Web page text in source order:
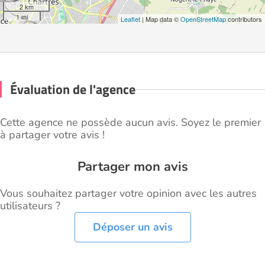
2 km
1 mi
Leaflet | Map data ©OpenStreetMapcontributors
Évaluation de l'agence
Cette agence ne possède aucun avis. Soyez le premier
à partager votre avis !
Partager mon avis
Vous souhaitez partager votre opinion avec les autres
utilisateurs ?
Déposer un avis